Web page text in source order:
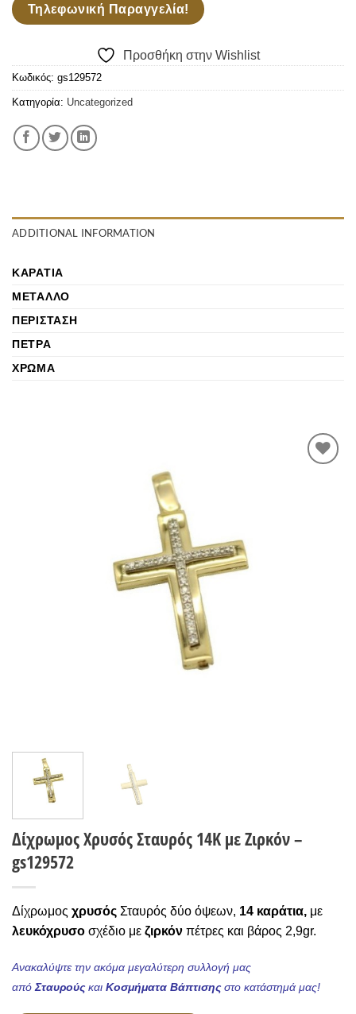
Τηλεφωνική Παραγγελία!
Προσθήκη στην Wishlist
Κωδικός: gs129572
Κατηγορία: Uncategorized
ADDITIONAL INFORMATION
ΚΑΡΆΤΙΑ
ΜΈΤΑΛΛΟ
ΠΕΡΊΣΤΑΣΗ
ΠΈΤΡΑ
ΧΡΏΜΑ
Δίχρωμος Χρυσός Σταυρός 14Κ με Ζιρκόν –
gs129572
Δίχρωμος χρυσός Σταυρός δύο όψεων, 14 καράτια, με
λευκόχρυσο σχέδιο με ζιρκόν πέτρες και βάρος 2,9gr.
Ανακαλύψτε την ακόμα μεγαλύτερη συλλογή μας
απόΣταυρούς και Κοσμήματα Βάπτισης στο κατάστημά μας!